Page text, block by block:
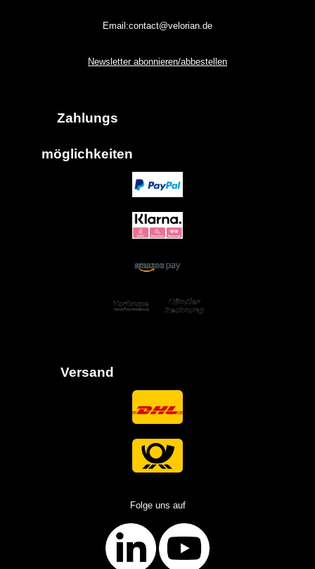
Email:contact@velorian.de
Newsletter abonnieren/abbestellen
Zahlungs
möglich keiten
Versand
Folge uns auf